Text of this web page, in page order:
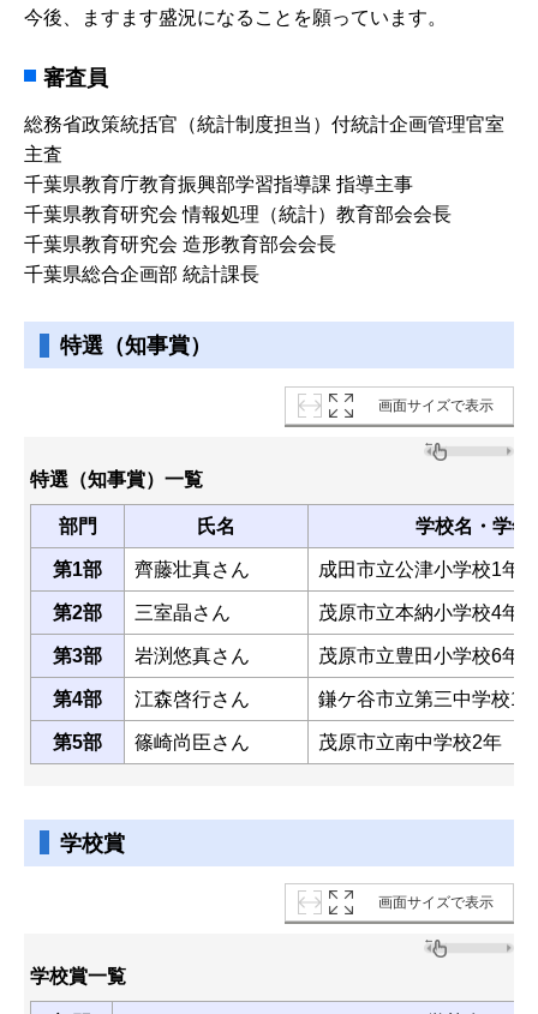
今後、ますます盛況になることを願っています。
審査員
総務省政策統括官（統計制度担当）付統計企画管理官室
主査
千葉県教育庁教育振興部学習指導課 指導主事
千葉県教育研究会 情報処理（統計）教育部会会長
千葉県教育研究会 造形教育部会会長
千葉県総合企画部 統計課長
特選（知事賞）
画面サイズで表示
特選（知事賞）一覧
部門 氏名
学校名・学年
第1部
齊藤壮真さん
成田市立公津小学校1年
第2部
三室晶さん
茂原市立本納小学校4年
第3部
岩渕悠真さん
茂原市立豊田小学校6年
第4部
江森啓行さん
鎌ケ谷市立第三中学校1
第5部
篠崎尚臣さん 茂原市立南中学校2年
学校賞
画面サイズで表示
学校賞一覧